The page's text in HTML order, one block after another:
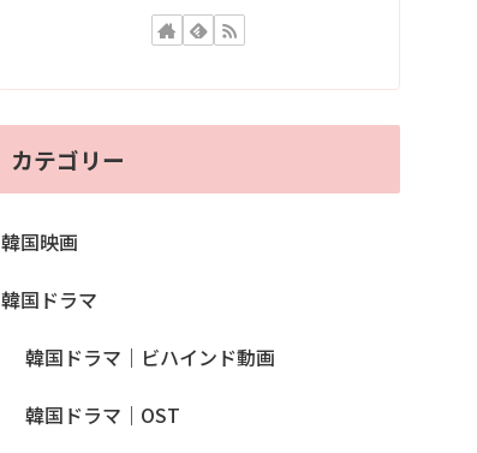
カテゴリー
韓国映画
韓国ドラマ
韓国ドラマ｜ビハインド動画
韓国ドラマ｜OST